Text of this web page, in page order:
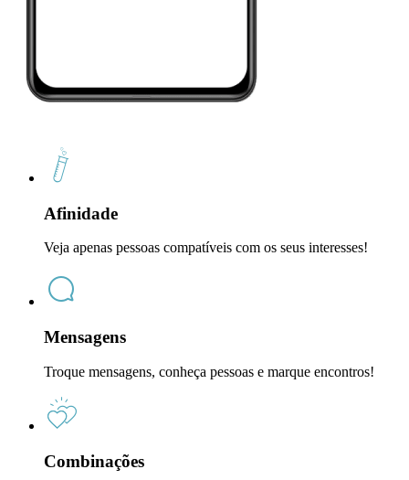
Afinidade
Veja apenas pessoas compatíveis com os seus interesses!
Mensagens
Troque mensagens, conheça pessoas e marque encontros!
Combinações